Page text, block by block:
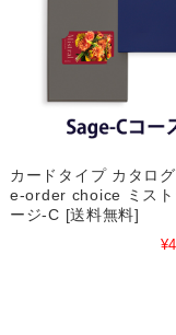
カードタイプ カタロ
e-order choice ミスト
ージ-C [送料無料]